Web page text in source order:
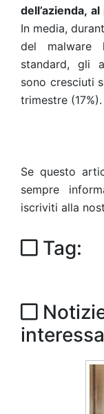
dell’azienda,
In media,
del malware
standard, gli
sono cresciuti
trimestre (17%).
Se questo
sempre
iscriviti alla
Tag: